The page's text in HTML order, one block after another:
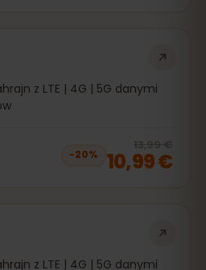
z LTE | 4G | 5G danymi
−20%
13,99 €
10,99 €
z LTE | 4G | 5G danymi